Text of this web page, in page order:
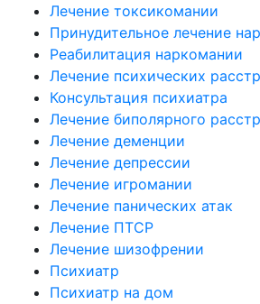
Лечение токсикомании
Принудительное лечение
Реабилитация наркомании
Лечение психических
Консультация психиатра
Лечение биполярного
Лечение деменции
Лечение депрессии
Лечение игромании
Лечение панических атак
Лечение ПТСР
Лечение шизофрении
Психиатр
Психиатр на дом